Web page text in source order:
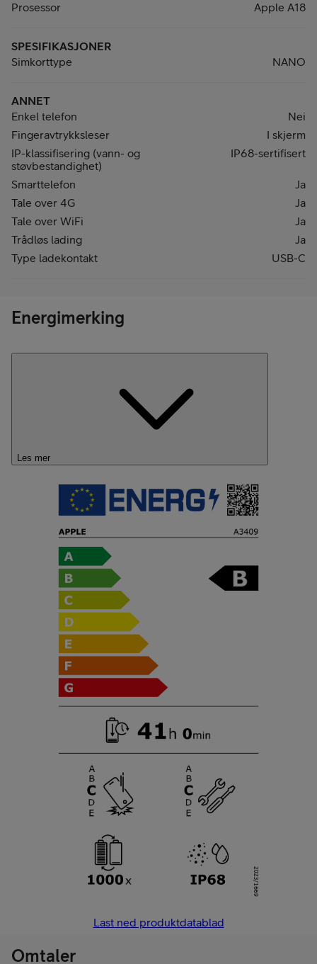
Prosessor
Apple A18
SPESIFIKASJONER
Simkorttype
NANO
ANNET
Enkel telefon
Nei
Fingeravtrykksleser
I skjerm
IP-klassifisering (vann- og
støvbestandighet)
IP68-sertifisert
Smarttelefon
Ja
Tale over 4G
Ja
Tale over WiFi
Ja
Trådløs lading
Ja
Type ladekontakt
USB-C
Energimerking
Les mer
Last ned produktdatablad
Omtaler